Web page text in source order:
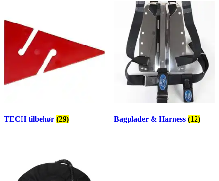
TECH tilbehør (29) Bagplader & Harness (12)